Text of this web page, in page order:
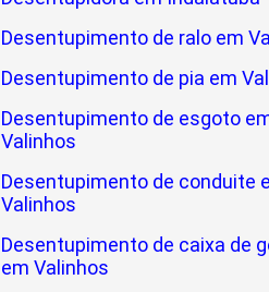
Desentupimento de ralo em
Desentupimento de pia em
Desentupimento de esgoto
Valinhos
Desentupimento de conduite
Valinhos
Desentupimento de caixa de
em Valinhos